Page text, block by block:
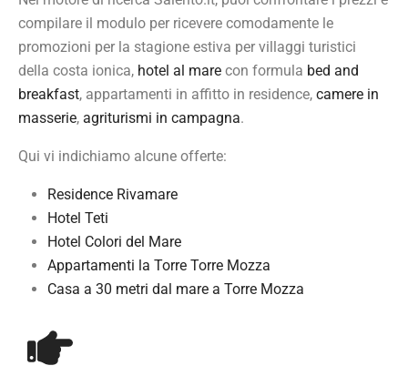
compilare il modulo per ricevere comodamente le
promozioni per la stagione estiva per villaggi turistici
della costa ionica, hotel al mare con formula bed and
breakfast, appartamenti in affitto in residence, camere in
masserie, agriturismi in campagna.
Qui vi indichiamo alcune offerte:
Residence Rivamare
Hotel Teti
Hotel Colori del Mare
Appartamenti la Torre Torre Mozza
Casa a 30 metri dal mare a Torre Mozza